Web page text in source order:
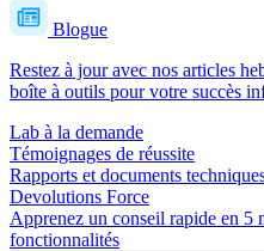
Blogue
Restez à jour avec nos articles
boîte à outils pour votre succès
Lab à la demande
Témoignages de réussite
Rapports et documents
Devolutions Force
Apprenez un conseil rapide en 5
fonctionnalités